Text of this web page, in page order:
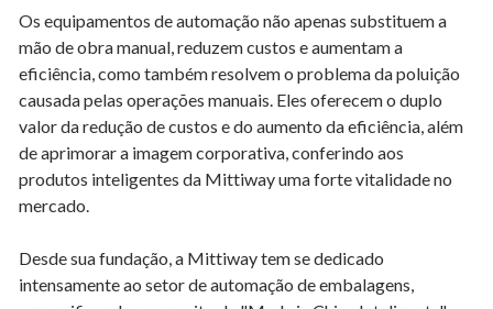
Os equipamentos de automação não apenas substituem a
mão de obra manual, reduzem custos e aumentam a
eficiência, como também resolvem o problema da poluição
causada pelas operações manuais. Eles oferecem o duplo
valor da redução de custos e do aumento da eficiência, além
de aprimorar a imagem corporativa, conferindo aos
produtos inteligentes da Mittiway uma forte vitalidade no
mercado.
Desde sua fundação, a Mittiway tem se dedicado
intensamente ao setor de automação de embalagens,